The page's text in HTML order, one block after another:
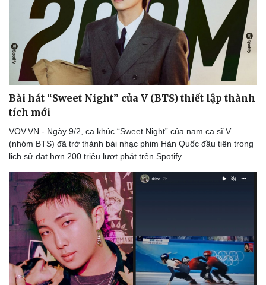
Văn hóa
Sân khấu - Điện ảnh
Văn học
Âm nhạc
Di sản
Giải trí
Nghệ sĩ
Thời trang
Sao Việt
Bài hát “Sweet Night” của V (BTS) thiết lập thành
tích mới
VOV.VN - Ngày 9/2, ca khúc “Sweet Night” của nam ca sĩ V
(nhóm BTS) đã trở thành bài nhạc phim Hàn Quốc đầu tiên trong
lịch sử đạt hơn 200 triệu lượt phát trên Spotify.